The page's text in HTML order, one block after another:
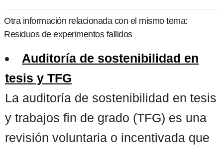
Otra información relacionada con el mismo tema:
Residuos de experimentos fallidos
Auditoría de sostenibilidad en
tesis y TFG
La auditoría de sostenibilidad en tesis
y trabajos fin de grado (TFG) es una
revisión voluntaria o incentivada que